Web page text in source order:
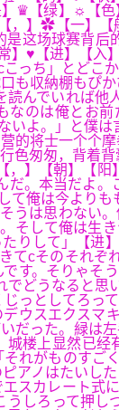
】♛【绿】☼
，】✿【一
这场球赛背
♥【进】【
ち」とどこ
収納棚もぴ
んでいれば
のは俺とお
いよ。」と
将士一个个
，背着背
】【朝】【
。本当だよ
俺は今より
は思わない
して俺は生
りして」【
cそのそれ
す。そりゃ
どうなると
っとしてろ
スエクスマ
だった。緑
楼上显然已
れがものす
ノはたいし
スカレート
しろって押